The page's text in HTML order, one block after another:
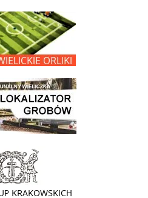
Wielickie Orliki
grobów na wielickim cmentarzu - grobnet
Żup Krakowskich Wieliczka